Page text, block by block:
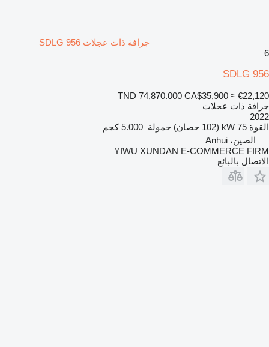
جرافة ذات عجلات SDLG 956
6
SDLG 956
TND 74,870.000 CA$35,900 ≈ €22,120
جرافة ذات عجلات
2022
القوة 75 kW (102 حصان) حمولة 5.000 كجم
الصين، Anhui
YIWU XUNDAN E-COMMERCE FIRM
الاتصال بالبائع